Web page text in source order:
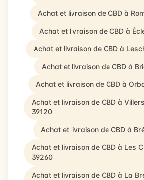
Achat et livraison de CBD à
Achat et livraison de CBD à
Achat et livraison de CBD à
Achat et livraison de CBD à
Achat et livraison de CBD à
Achat et livraison de CBD à
39120
Achat et livraison de CBD à
Achat et livraison de CBD à Les
39260
Achat et livraison de CBD à La